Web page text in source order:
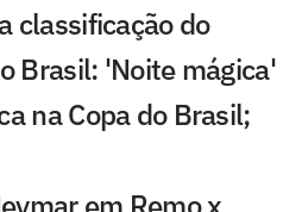
classificação do
Brasil: 'Noite mágica'
na Copa do Brasil;